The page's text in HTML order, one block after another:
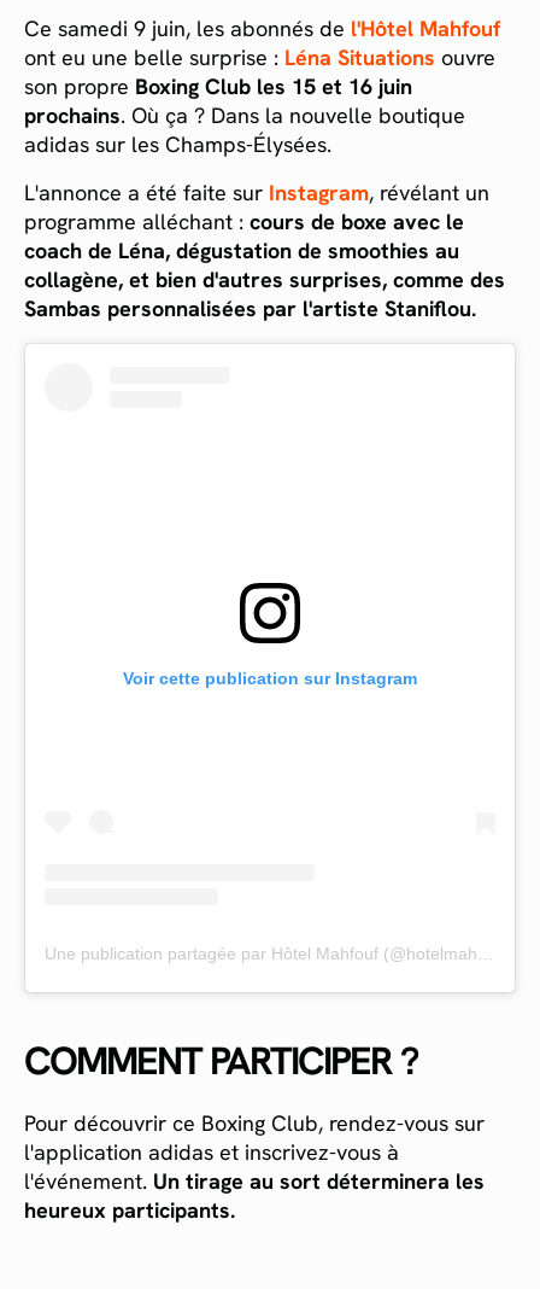
Ce samedi 9 juin, les abonnés de l'Hôtel Mahfouf
ont eu une belle surprise : Léna Situations ouvre
son propre Boxing Club les 15 et 16 juin
prochains. Où ça ? Dans la nouvelle boutique
adidas sur les Champs-Élysées.
L'annonce a été faite sur Instagram, révélant un
programme alléchant : cours de boxe avec le
coach de Léna, dégustation de smoothies au
collagène, et bien d'autres surprises, comme des
Sambas personnalisées par l'artiste Staniflou.
Voir cette publication sur Instagram
COMMENT PARTICIPER ?
Pour découvrir ce Boxing Club, rendez-vous sur
l'application adidas et inscrivez-vous à
l'événement. Un tirage au sort déterminera les
heureux participants.